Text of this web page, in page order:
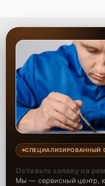
СПЕЦИАЛИЗИРОВАННЫЙ
Оставьте заявку на
Мы — сервисный центр,